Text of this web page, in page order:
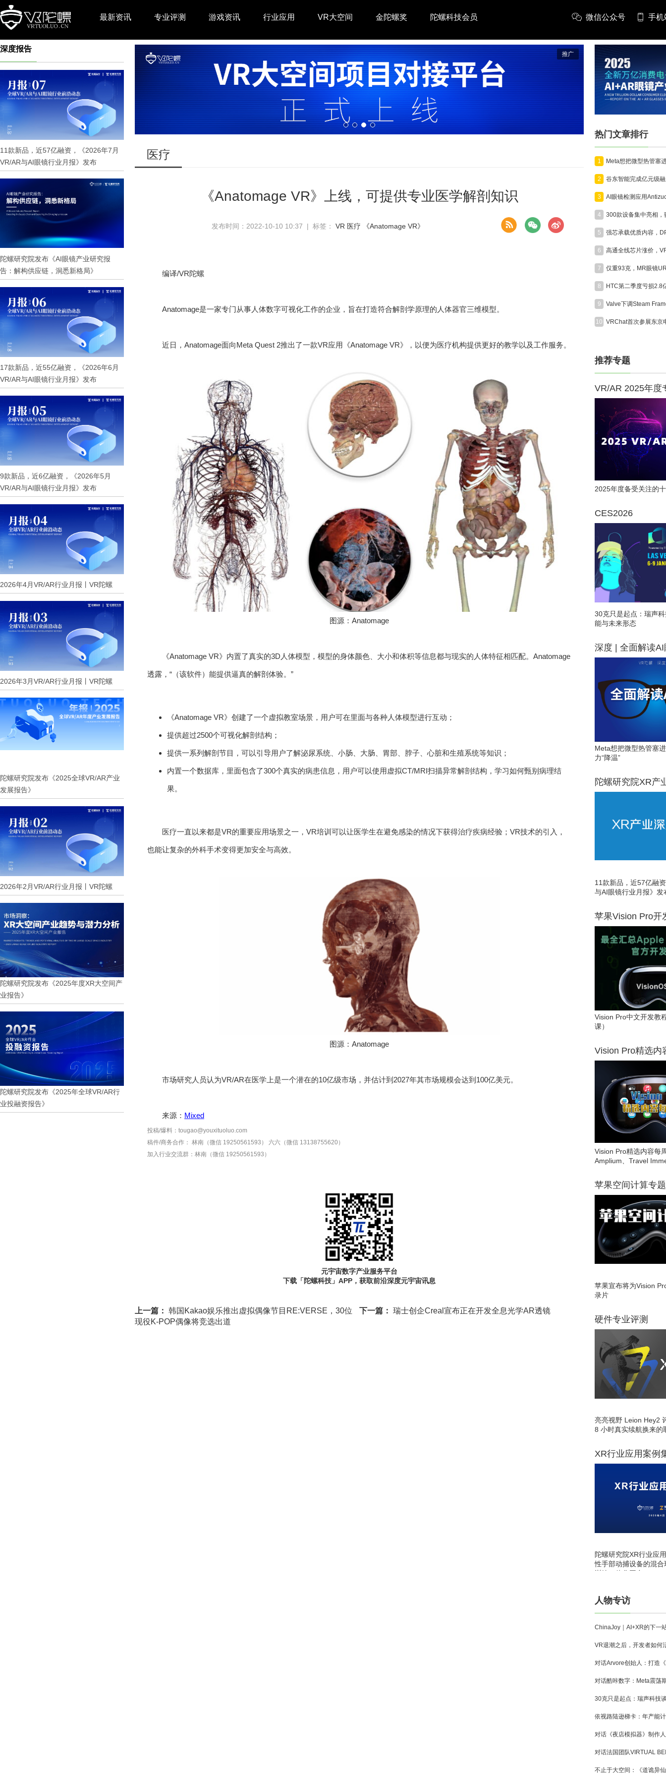
最新资讯 专业评测 游戏资讯 行业应用 VR大空间 金陀螺奖 陀螺科技会员 微信公众号 手机
深度报告
11款新品，近57亿融资，《2026年7月
VR/AR与AI眼镜行业月报》发布
陀螺研究院发布《AI眼镜产业研究报
告：解构供应链，洞悉新格局》
17款新品，近55亿融资，《2026年6月
VR/AR与AI眼镜行业月报》发布
9款新品，近6亿融资，《2026年5月
VR/AR与AI眼镜行业月报》发布
2026年4月VR/AR行业月报丨VR陀螺
2026年3月VR/AR行业月报丨VR陀螺
陀螺研究院发布《2025全球VR/AR产业
发展报告》
2026年2月VR/AR行业月报丨VR陀螺
陀螺研究院发布《2025年度XR大空间产
业报告》
陀螺研究院发布《2025年全球VR/AR行
业投融资报告》
推广
医疗
《Anatomage VR》上线，可提供专业医学解剖知识
发布时间：2022-10-10 10:37 | 标签： VR 医疗 《Anatomage VR》
编译/VR陀螺
Anatomage是一家专门从事人体数字可视化工作的企业，旨在打造符合解剖学原理的人体器官三维模型。
近日，Anatomage面向Meta Quest 2推出了一款VR应用《Anatomage VR》，以便为医疗机构提供更好的教学以及工作服务。
图源：Anatomage
《Anatomage VR》内置了真实的3D人体模型，模型的身体颜色、大小和体积等信息都与现实的人体特征相匹配。Anatomage
透露，“（该软件）能提供逼真的解剖体验。”
《Anatomage VR》创建了一个虚拟教室场景，用户可在里面与各种人体模型进行互动；
提供超过2500个可视化解剖结构；
提供一系列解剖节目，可以引导用户了解泌尿系统、小肠、大肠、胃部、脖子、心脏和生殖系统等知识；
内置一个数据库，里面包含了300个真实的病患信息，用户可以使用虚拟CT/MRI扫描异常解剖结构，学习如何甄别病理结
果。
医疗一直以来都是VR的重要应用场景之一，VR培训可以让医学生在避免感染的情况下获得治疗疾病经验；VR技术的引入，
也能让复杂的外科手术变得更加安全与高效。
图源：Anatomage
市场研究人员认为VR/AR在医学上是一个潜在的10亿级市场，并估计到2027年其市场规模会达到100亿美元。
来源： Mixed
投稿/爆料：tougao@youxituoluo.com
稿件/商务合作： 林南（微信 19250561593）
六六（微信 13138755620）
加入行业交流群： 林南（微信 19250561593）
元宇宙数字产业服务平台
下载「陀螺科技」APP，获取前沿深度元宇宙讯息
上一篇： 韩国Kakao娱乐推出虚拟偶像节目RE:VERSE，30位
现役K-POP偶像将竞选出道
下一篇： 瑞士创企Creal宣布正在开发全息光学AR透镜
热门文章排行
1
2
3
4
5
6
7
8 HTC第二季度亏损2.8
9
10
推荐专题
VR/AR 2025年度
2025年度备受关注的
CES2026
30克只是起点：瑞声
能与未来形态
深度 | 全面解读AI
Meta想把微型热管塞
力“降温”
陀螺研究院XR产
11款新品，近57亿融
与AI眼镜行业月报》发
苹果Vision Pro开
Vision Pro中文开发教
课）
Vision Pro精选内
Vision Pro精选内容每
Amplium、Travel
苹果空间计算专题
苹果宣布将为Vision
录片
硬件专业评测
亮亮视野 Leion Hey2
8 小时真实续航换来的
XR行业应用案例
陀螺研究院XR行业应
性手部动捕设备的混
训练一体化平台
人物专访